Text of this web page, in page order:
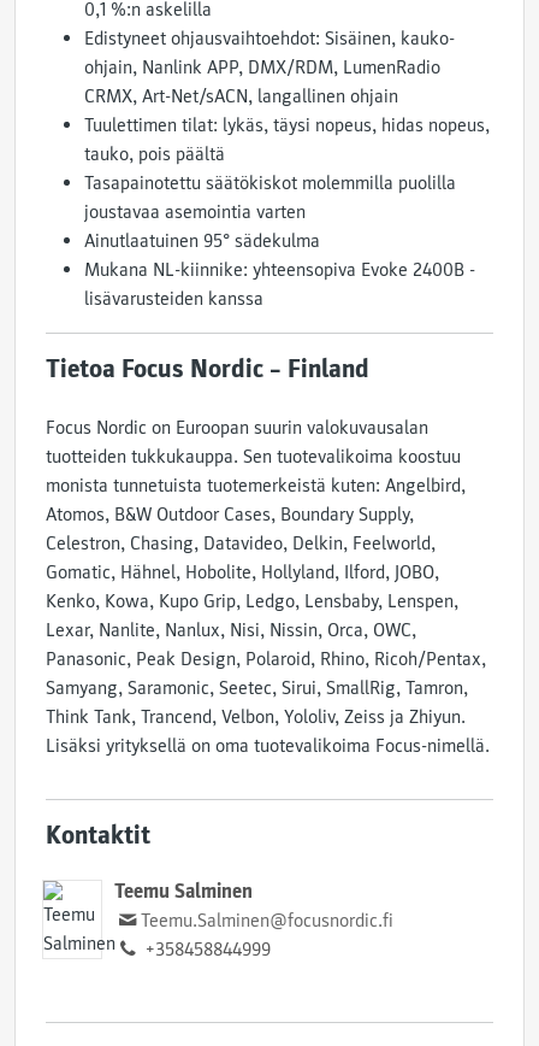
0,1 %:n askelilla
Edistyneet ohjausvaihtoehdot: Sisäinen, kauko-
ohjain, Nanlink APP, DMX/RDM, LumenRadio
CRMX, Art-Net/sACN, langallinen ohjain
Tuulettimen tilat: lykäs, täysi nopeus, hidas nopeus,
tauko, pois päältä
Tasapainotettu säätökiskot molemmilla puolilla
joustavaa asemointia varten
Ainutlaatuinen 95° sädekulma
Mukana NL-kiinnike: yhteensopiva Evoke 2400B -
lisävarusteiden kanssa
Tietoa Focus Nordic – Finland
Focus Nordic on Euroopan suurin valokuvausalan
tuotteiden tukkukauppa. Sen tuotevalikoima koostuu
monista tunnetuista tuotemerkeistä kuten: Angelbird,
Atomos, B&W Outdoor Cases, Boundary Supply,
Celestron, Chasing, Datavideo, Delkin, Feelworld,
Gomatic, Hähnel, Hobolite, Hollyland, Ilford, JOBO,
Kenko, Kowa, Kupo Grip, Ledgo, Lensbaby, Lenspen,
Lexar, Nanlite, Nanlux, Nisi, Nissin, Orca, OWC,
Panasonic, Peak Design, Polaroid, Rhino, Ricoh/Pentax,
Samyang, Saramonic, Seetec, Sirui, SmallRig, Tamron,
Think Tank, Trancend, Velbon, Yololiv, Zeiss ja Zhiyun.
Lisäksi yrityksellä on oma tuotevalikoima Focus-nimellä.
Kontaktit
Teemu Salminen
Teemu.Salminen@focusnordic.fi
+358458844999